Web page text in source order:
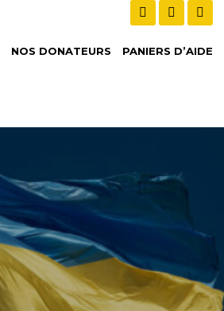
NOS DONATEURS PANIERS D’AIDE